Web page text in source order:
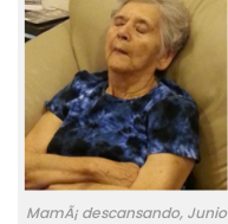
MamÃ¡ descansando, Junio